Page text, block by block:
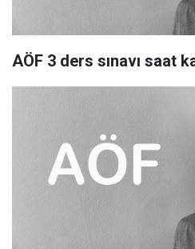
AÖF 3 ders sınavı saat